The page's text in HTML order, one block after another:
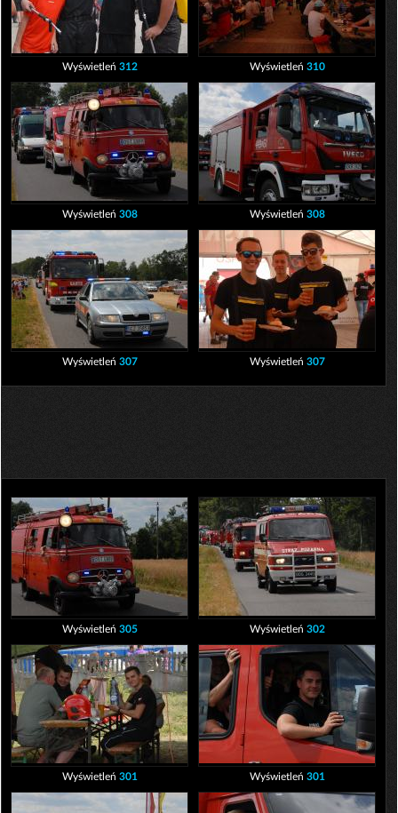
Wyświetleń 312 Wyświetleń 310
Wyświetleń 308 Wyświetleń 308
Wyświetleń 307 Wyświetleń 307
Wyświetleń 305 Wyświetleń 302
Wyświetleń 301 Wyświetleń 301